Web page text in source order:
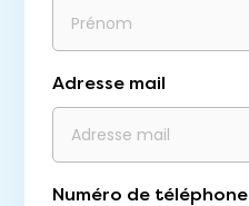
Adresse mail
Numéro de téléphone